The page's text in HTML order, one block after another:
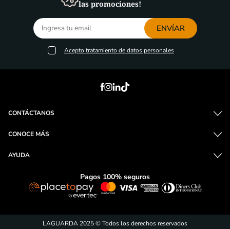
las promociones!
ENVÍAR
Acepto tratamiento de datos personales
CONTÁCTANOS
CONOCE MÁS
AYUDA
Pagos 100% seguros
LAGUARDA 2025 © Todos los derechos reservados